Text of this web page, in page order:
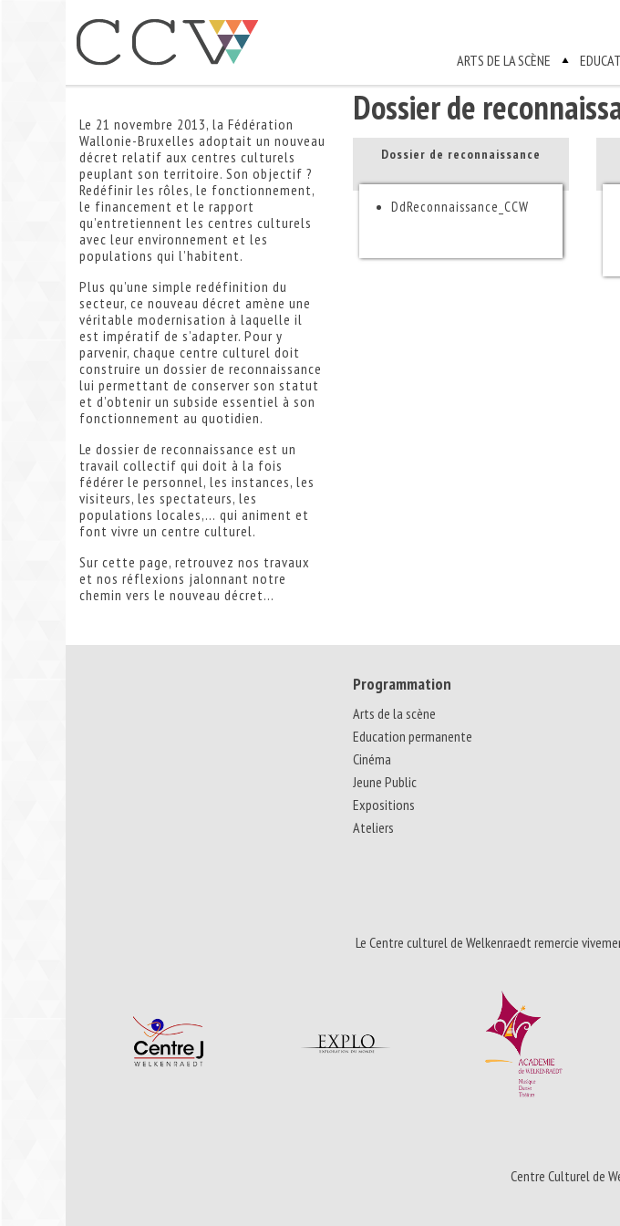
ARTS DE LA SCÈNE
Le 21 novembre 2013, la Fédération
Wallonie-Bruxelles adoptait un nouveau
décret relatif aux centres culturels
peuplant son territoire. Son objectif ?
Redéfinir les rôles, le fonctionnement,
le financement et le rapport
qu’entretiennent les centres culturels
avec leur environnement et les
populations qui l’habitent.
Plus qu’une simple redéfinition du
secteur, ce nouveau décret amène une
véritable modernisation à laquelle il
est impératif de s’adapter. Pour y
parvenir, chaque centre culturel doit
construire un dossier de reconnaissance
lui permettant de conserver son statut
et d’obtenir un subside essentiel à son
fonctionnement au quotidien.
Le dossier de reconnaissance est un
travail collectif qui doit à la fois
fédérer le personnel, les instances, les
visiteurs, les spectateurs, les
populations locales,… qui animent et
font vivre un centre culturel.
Sur cette page, retrouvez nos travaux
et nos réflexions jalonnant notre
chemin vers le nouveau décret…
Dossier de
Dossier de reconnaissance
DdReconnaissance_CCW
Programmation
Arts de la scène
Education permanente
Cinéma
Jeune Public
Expositions
Ateliers
Le Centre culturel de Welkenraedt remercie
Centre Culturel de